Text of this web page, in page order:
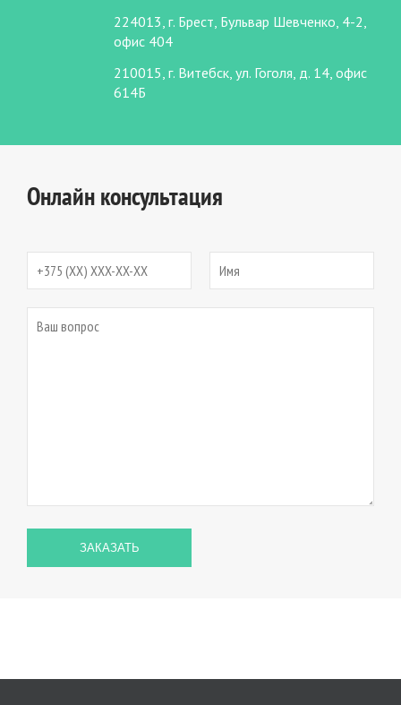
Онлайн консультация
224013, г. Брест, Бульвар Шевченко, 4-2,
офис 404
210015, г. Витебск, ул. Гоголя, д. 14, офис
614Б